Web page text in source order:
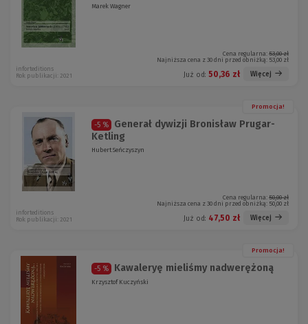
Marek Wagner
Cena regularna: 53,00 zł
Najniższa cena z 30 dni przed obniżką: 53,00 zł
Już od: 50,36 zł Więcej
inforteditions
Rok publikacji: 2021
Promocja!
-5 %
Generał dywizji Bronisław Prugar-
Ketling
Hubert Seńczyszyn
Cena regularna: 50,00 zł
Najniższa cena z 30 dni przed obniżką: 50,00 zł
Już od: 47,50 zł Więcej
inforteditions
Rok publikacji: 2021
Promocja!
-5 % Kawaleryę mieliśmy nadwerężoną
Krzysztof Kuczyński